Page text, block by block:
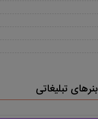
بنرهای تبلیغاتی